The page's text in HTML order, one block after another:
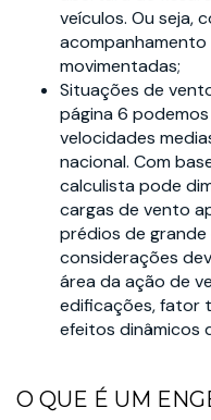
veículos. Ou seja,
acompanhamento
movimentadas;
Situações de
página 6
velocidades
nacional. Com
calculista pode
cargas de vento
prédios de
considerações
área da ação de
edificações, fator
efeitos dinâmicos
O QUE É UM